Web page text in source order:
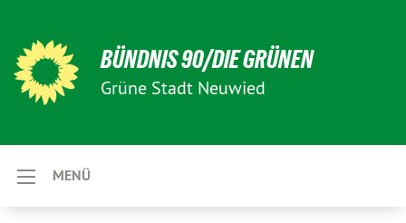
BÜNDNIS 90/DIE GRÜNEN
Grüne Stadt Neuwied
MENÜ